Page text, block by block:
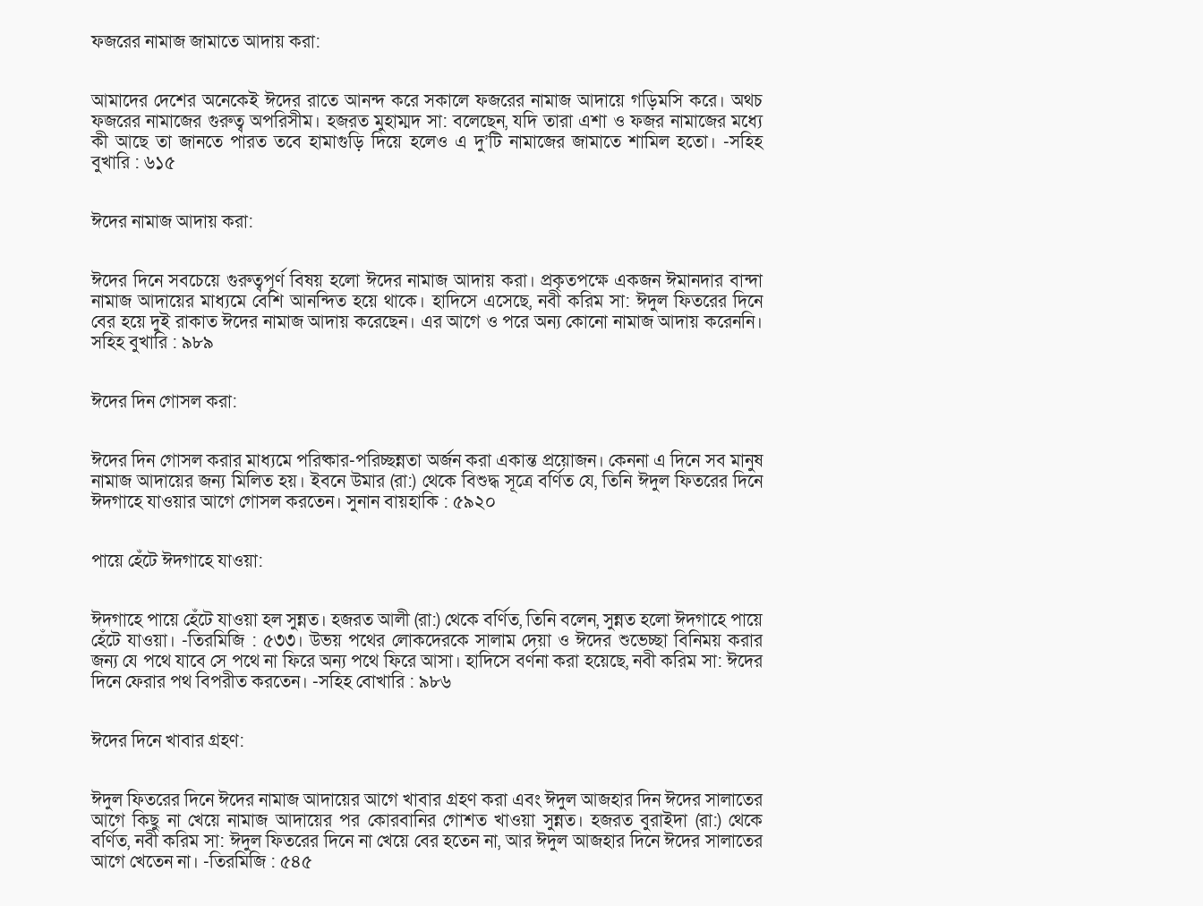
ফজরের নামাজ জামাতে আদায় করা:
আমাদের দেশের অনেকেই ঈদের রাতে আনন্দ করে সকালে ফজরের নামাজ আদায়ে গড়িমসি করে। অথচ
ফজরের নামাজের গুরুত্ব অপরিসীম। হজরত মুহাম্মদ সা: বলেছেন, যদি তারা এশা ও ফজর নামাজের মধ্যে
কী আছে তা জানতে পারত তবে হামাগুড়ি দিয়ে হলেও এ দু’টি নামাজের জামাতে শামিল হতো। -সহিহ
বুখারি : ৬১৫
ঈদের নামাজ আদায় করা:
ঈদের দিনে সবচেয়ে গুরুত্বপূর্ণ বিষয় হলো ঈদের নামাজ আদায় করা। প্রকৃতপক্ষে একজন ঈমানদার বান্দা
নামাজ আদায়ের মাধ্যমে বেশি আনন্দিত হয়ে থাকে। হাদিসে এসেছে, নবী করিম সা: ঈদুল ফিতরের দিনে
বের হয়ে দুই রাকাত ঈদের নামাজ আদায় করেছেন। এর আগে ও পরে অন্য কোনো নামাজ আদায় করেননি।
সহিহ বুখারি : ৯৮৯
ঈদের দিন গোসল করা:
ঈদের দিন গোসল করার মাধ্যমে পরিষ্কার-পরিচ্ছন্নতা অর্জন করা একান্ত প্রয়োজন। কেননা এ দিনে সব মানুষ
নামাজ আদায়ের জন্য মিলিত হয়। ইবনে উমার (রা:) থেকে বিশুদ্ধ সূত্রে বর্ণিত যে, তিনি ঈদুল ফিতরের দিনে
ঈদগাহে যাওয়ার আগে গোসল করতেন। সুনান বায়হাকি : ৫৯২০
পায়ে হেঁটে ঈদগাহে যাওয়া:
ঈদগাহে পায়ে হেঁটে যাওয়া হল সুন্নত। হজরত আলী (রা:) থেকে বর্ণিত, তিনি বলেন, সুন্নত হলো ঈদগাহে পায়ে
হেঁটে যাওয়া। -তিরমিজি : ৫৩৩। উভয় পথের লোকদেরকে সালাম দেয়া ও ঈদের শুভেচ্ছা বিনিময় করার
জন্য যে পথে যাবে সে পথে না ফিরে অন্য পথে ফিরে আসা। হাদিসে বর্ণনা করা হয়েছে, নবী করিম সা: ঈদের
দিনে ফেরার পথ বিপরীত করতেন। -সহিহ বোখারি : ৯৮৬
ঈদের দিনে খাবার গ্রহণ:
ঈদুল ফিতরের দিনে ঈদের নামাজ আদায়ের আগে খাবার গ্রহণ করা এবং ঈদুল আজহার দিন ঈদের সালাতের
আগে কিছু না খেয়ে নামাজ আদায়ের পর কোরবানির গোশত খাওয়া সুন্নত। হজরত বুরাইদা (রা:) থেকে
বর্ণিত, নবী করিম সা: ঈদুল ফিতরের দিনে না খেয়ে বের হতেন না, আর ঈদুল আজহার দিনে ঈদের সালাতের
আগে খেতেন না। -তিরমিজি : ৫৪৫